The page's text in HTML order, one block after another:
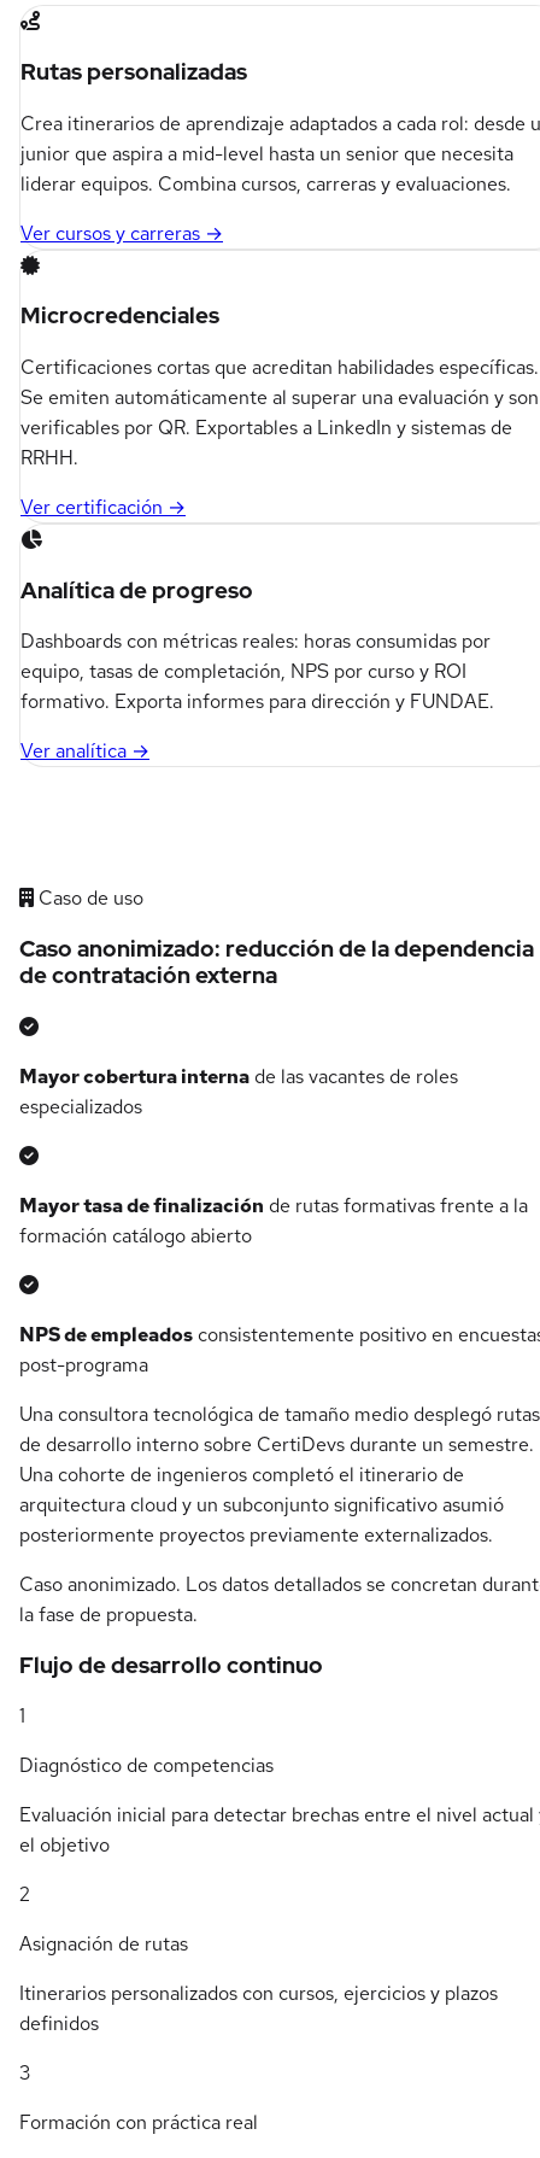
Rutas personalizadas
Crea itinerarios de aprendizaje adaptados a cada rol: desde
junior que aspira a mid-level hasta un senior que necesita
liderar equipos. Combina cursos, carreras y evaluaciones.
Ver cursos y carreras →
Microcredenciales
Certificaciones cortas que acreditan habilidades específicas.
Se emiten automáticamente al superar una evaluación y son
verificables por QR. Exportables a LinkedIn y sistemas de
RRHH.
Ver certificación →
Analítica de progreso
Dashboards con métricas reales: horas consumidas por
equipo, tasas de completación, NPS por curso y ROI
formativo. Exporta informes para dirección y FUNDAE.
Ver analítica →
Caso de uso
Caso anonimizado: reducción de la dependencia
de contratación externa
Mayor cobertura interna de las vacantes de roles
especializados
Mayor tasa de finalización de rutas formativas frente a la
formación catálogo abierto
NPS de empleados consistentemente positivo en
post-programa
Una consultora tecnológica de tamaño medio desplegó rutas
de desarrollo interno sobre CertiDevs durante un semestre.
Una cohorte de ingenieros completó el itinerario de
arquitectura cloud y un subconjunto significativo asumió
posteriormente proyectos previamente externalizados.
Caso anonimizado. Los datos detallados se concretan
la fase de propuesta.
Flujo de desarrollo continuo
1
Diagnóstico de competencias
Evaluación inicial para detectar brechas entre el nivel actual
el objetivo
2
Asignación de rutas
Itinerarios personalizados con cursos, ejercicios y plazos
definidos
3
Formación con práctica real